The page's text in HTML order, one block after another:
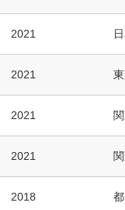
2021
2021
2021
2021
2018